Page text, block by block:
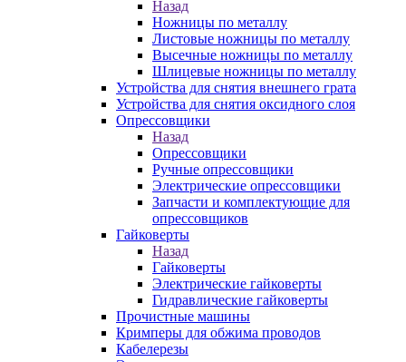
Назад
Ножницы по металлу
Листовые ножницы по металлу
Высечные ножницы по металлу
Шлицевые ножницы по металлу
Устройства для снятия внешнего грата
Устройства для снятия оксидного слоя
Опрессовщики
Назад
Опрессовщики
Ручные опрессовщики
Электрические опрессовщики
Запчасти и комплектующие для
опрессовщиков
Гайковерты
Назад
Гайковерты
Электрические гайковерты
Гидравлические гайковерты
Прочистные машины
Кримперы для обжима проводов
Кабелерезы